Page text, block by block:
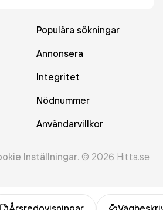
Populära sökningar
Annonsera
Integritet
Nödnummer
Användarvillkor
Inställningar. © 2026 Hitta.se